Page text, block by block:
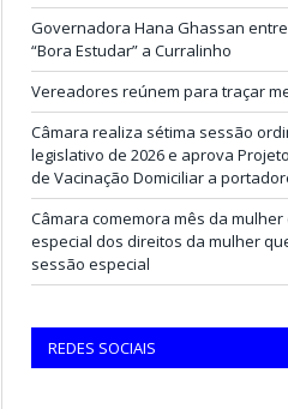
Governadora Hana Ghassan
“Bora Estudar” a Curralinho
Vereadores reúnem para traçar
Câmara realiza sétima sessão
legislativo de 2026 e aprova
de Vacinação Domiciliar a
Câmara comemora mês da
especial dos direitos da mulher
sessão especial
REDES SOCIAIS